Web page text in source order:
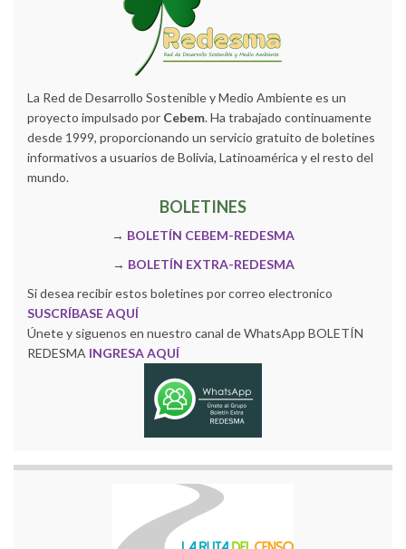
La Red de Desarrollo Sostenible y Medio Ambiente es un
proyecto impulsado por Cebem. Ha trabajado continuamente
desde 1999, proporcionando un servicio gratuito de boletines
informativos a usuarios de Bolivia, Latinoamérica y el resto del
mundo.
BOLETINES
→ BOLETÍN CEBEM-REDESMA
→ BOLETÍN EXTRA-REDESMA
Si desea recibir estos boletines por correo electronico
SUSCRÍBASE AQUÍ
Únete y siguenos en nuestro canal de WhatsApp BOLETÍN
REDESMA INGRESA AQUÍ